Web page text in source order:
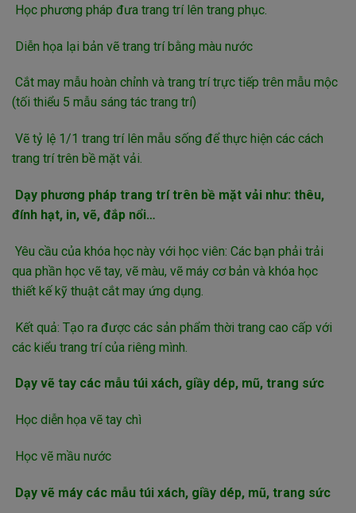
Học phương pháp đưa trang trí lên trang phục.
Diễn họa lại bản vẽ trang trí bằng màu nước
Cắt may mẫu hoàn chỉnh và trang trí trực tiếp trên mẫu mộc
(tối thiểu 5 mẫu sáng tác trang trí)
Vẽ tỷ lệ 1/1 trang trí lên mẫu sống để thực hiện các cách
trang trí trên bề mặt vải.
Dạy phương pháp trang trí trên bề mặt vải như: thêu,
đính hạt, in, vẽ, đắp nổi…
Yêu cầu của khóa học này với học viên: Các bạn phải trải
qua phần học vẽ tay, vẽ màu, vẽ máy cơ bản và khóa học
thiết kế kỹ thuật cắt may ứng dụng.
Kết quả: Tạo ra được các sản phẩm thời trang cao cấp với
các kiểu trang trí của riêng mình.
Dạy vẽ tay các mẫu túi xách, giầy dép, mũ, trang sức
Học diễn họa vẽ tay chì
Học vẽ mầu nước
Dạy vẽ máy các mẫu túi xách, giầy dép, mũ, trang sức